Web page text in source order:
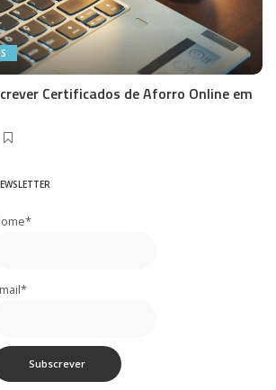
Certificados de Aforro Online em